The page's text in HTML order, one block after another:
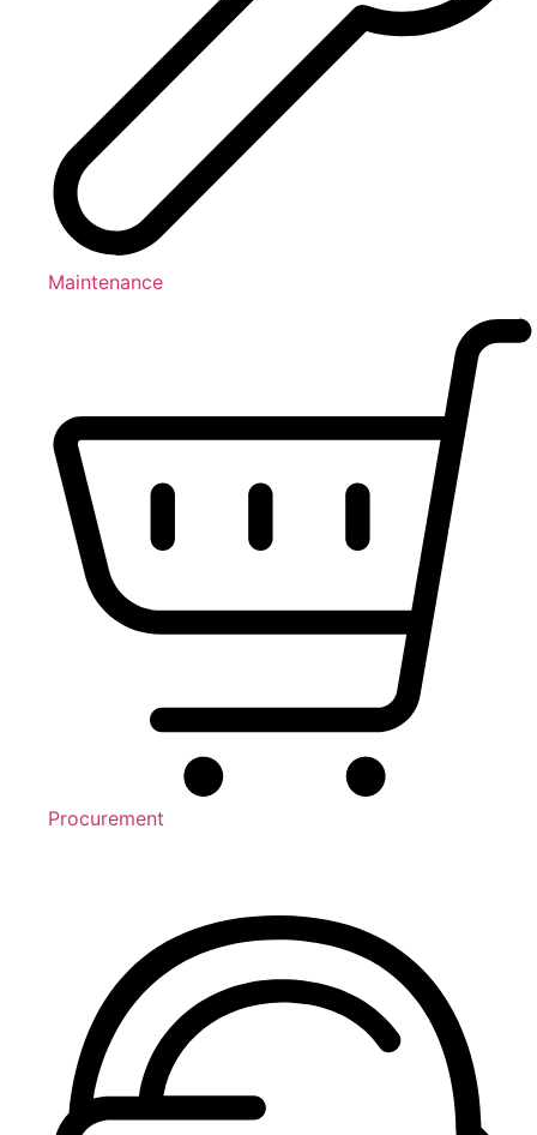
Maintenance
Procurement